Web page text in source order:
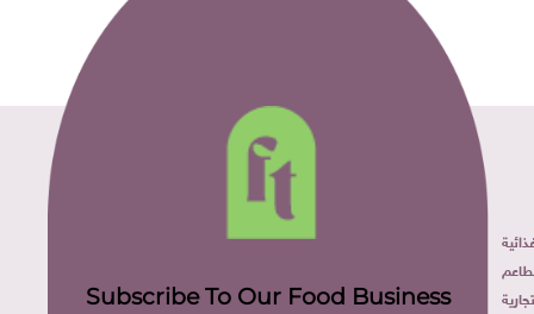
Subscribe To Our Food Business